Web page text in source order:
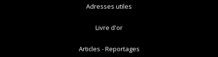
Adresses utiles
Livre d'or
Articles - Reportages